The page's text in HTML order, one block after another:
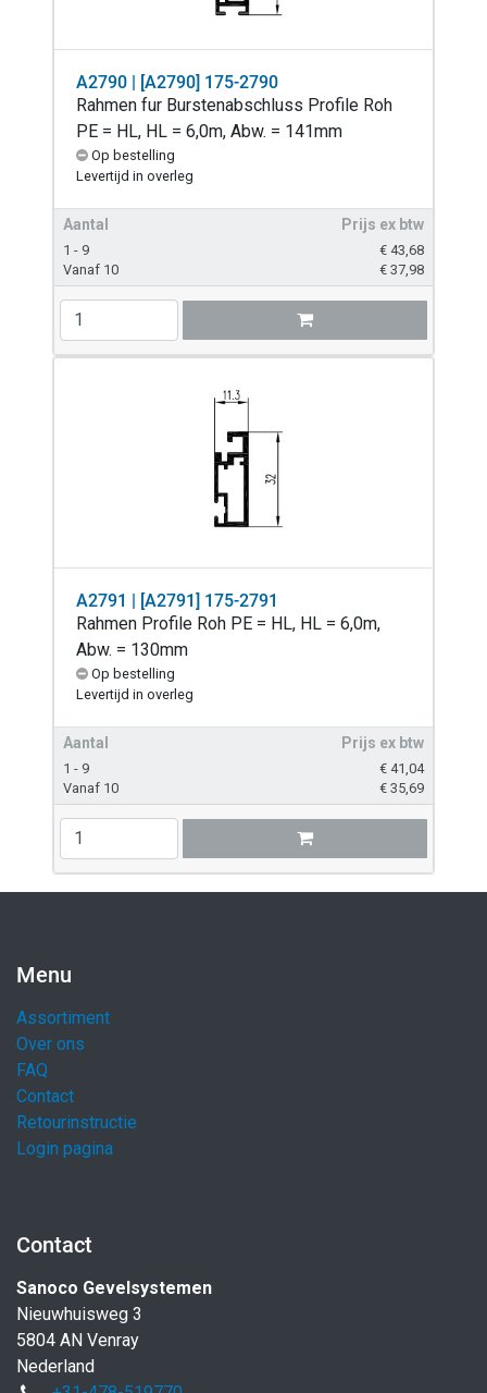
A2790 | [A2790] 175-2790
Rahmen fur Burstenabschluss Profile Roh
PE = HL, HL = 6,0m, Abw. = 141mm
Op bestelling
Levertijd in overleg
Aantal Prijs ex btw
1 - 9 € 43,68
Vanaf 10
€ 37,98
A2791 | [A2791] 175-2791
Rahmen Profile Roh PE = HL, HL = 6,0m,
Abw. = 130mm
Op bestelling
Levertijd in overleg
Aantal Prijs ex btw
1 - 9 € 41,04
Vanaf 10
€ 35,69
Menu
Assortiment
Over ons
FAQ
Contact
Retourinstructie
Login pagina
Contact
Sanoco Gevelsystemen
Nieuwhuisweg 3
5804 AN Venray
Nederland